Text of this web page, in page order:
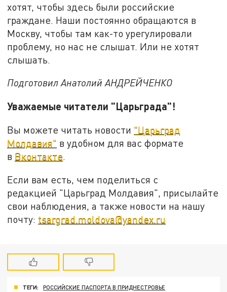
хотят, чтобы здесь были российские
граждане. Наши постоянно обращаются в
Москву, чтобы там как-то урегулировали
проблему, но нас не слышат. Или не хотят
слышать.
Подготовил Анатолий АНДРЕЙЧЕНКО
Уважаемые читатели "Царьграда"!
Вы можете читать новости "Царьград
Молдавия" в удобном для вас формате
в Вконтакте.
Если вам есть, чем поделиться с
редакцией "Царьград Молдавия", присылайте
свои наблюдения, а также новости на нашу
почту: tsargrad.moldova@yandex.ru
ТЕГИ:
РОССИЙСКИЕ ПАСПОРТА В ПРИДНЕСТРОВЬЕ